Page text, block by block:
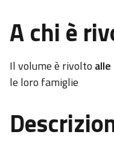
A chi è
Il volume è rivolto
le loro famiglie